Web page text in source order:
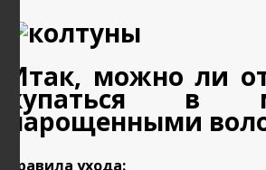
Итак, можно ли
купаться в
нарощенными
Правила ухода: